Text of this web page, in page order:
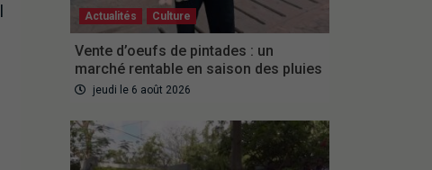
Actualités Culture
Vente d’oeufs de pintades : un
marché rentable en saison des pluies
jeudi le 6 août 2026